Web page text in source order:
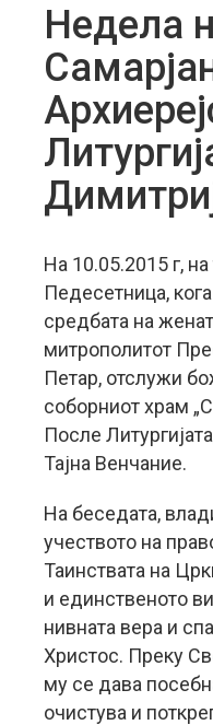
Недела
На 10.05.2015 г,
Педесетница,
средбата на
митрополитот
Петар, отслужи
соборниот храм
После
Тајна Венчание.
На беседата,
учеството на
Таинствата на
и единственото
нивната вера и
Христос. Преку
му се дава
очистува и